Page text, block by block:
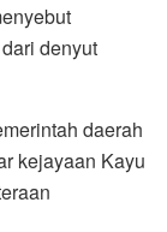
denyut
daerah
kejayaan Kayu